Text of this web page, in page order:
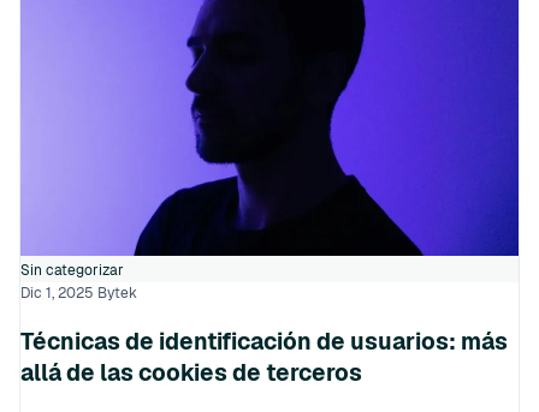
Sin categorizar
Dic 1, 2025 Bytek
Técnicas de identificación de usuarios: más
allá de las cookies de terceros